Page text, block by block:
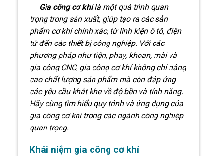
Gia công cơ khílà một quá trình quan
trọng trong sản xuất, giúp tạo ra các sản
phẩm cơ khí chính xác, từ linh kiện ô tô, điện
tử đến các thiết bị công nghiệp. Với các
phương pháp như tiện, phay, khoan, mài và
gia công CNC, gia công cơ khí không chỉ nâng
cao chất lượng sản phẩm mà còn đáp ứng
các yêu cầu khắt khe về độ bền và tính năng.
Hãy cùng tìm hiểu quy trình và ứng dụng của
gia công cơ khí trong các ngành công nghiệp
quan trọng.
Khái niệm gia công cơ khí